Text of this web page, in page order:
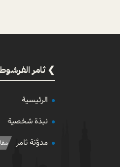
ثامر
الرئيسية
نبذة شخصية
مدوَّنة ثامر